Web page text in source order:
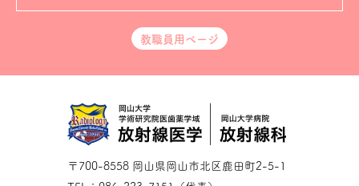
〒700-8558 岡山県岡山市北区鹿田町2-5-1
教職員用ページ